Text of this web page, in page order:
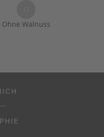
Ohne Walnuss